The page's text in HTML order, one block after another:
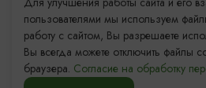
© 2011–2026 «Туристский
сторонними организациями
Разработка сайта: «Решение»
Продвижение сайта: Remarka Agency
пользователями мы используем
работу с сайтом, Вы разрешаете
Вы всегда можете отключить файлы
браузера. Согласие на обработку